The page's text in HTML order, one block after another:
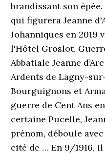
brandissant son
qui figurera Jeanne
Johanniques en 2019
l'Hôtel Groslot.
Abbatiale Jeanne
Ardents de Lagny-
Bourguignons et
guerre de Cent Ans
certaine Pucelle,
prénom, déboule
cité de … En 9/1916,